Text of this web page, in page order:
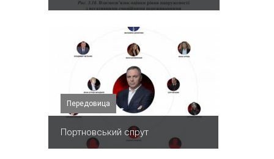
Передовица
Портновський спрут